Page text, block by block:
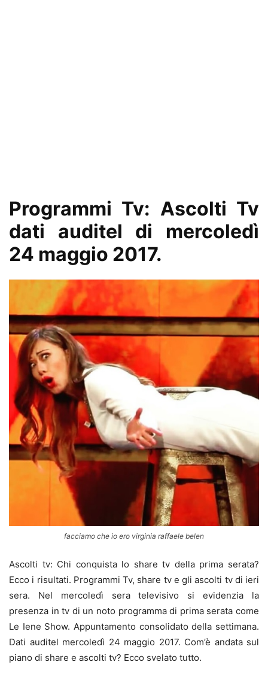
Programmi Tv: Ascolti Tv
dati auditel di mercoledì
24 maggio 2017.
facciamo che io ero virginia raffaele belen
Ascolti tv: Chi conquista lo share tv della prima serata?
Ecco i risultati. Programmi Tv, share tv e gli ascolti tv di ieri
sera. Nel mercoledì sera televisivo si evidenzia la
presenza in tv di un noto programma di prima serata come
Le Iene Show. Appuntamento consolidato della settimana.
Dati auditel mercoledì 24 maggio 2017. Com’è andata sul
piano di share e ascolti tv? Ecco svelato tutto.